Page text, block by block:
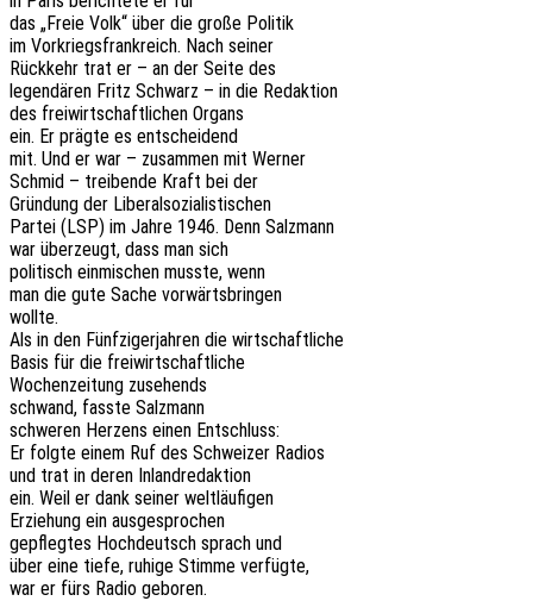
das „Freie Volk“ über die große Politik
im Vorkriegs­frank­reich. Nach seiner
Rück­kehr trat er – an der Seite des
legen­dä­ren Fritz Schwarz – in die Redaktion
des frei­wirt­schaft­li­chen Organs
ein. Er prägte es entscheidend
mit. Und er war – zusam­men mit Werner
Schmid – trei­ben­de Kraft bei der
Grün­dung der Liberalsozialistischen
Partei (LSP) im Jahre 1946. Denn Salzmann
war über­zeugt, dass man sich
poli­tisch einmi­schen musste, wenn
man die gute Sache vorwärtsbringen
wollte.
Als in den Fünf­zi­ger­jah­ren die wirtschaftliche
Basis für die freiwirtschaftliche
Wochen­zei­tung zusehends
schwand, fasste Salzmann
schwe­ren Herzens einen Entschluss:
Er folgte einem Ruf des Schwei­zer Radios
und trat in deren Inlandredaktion
ein. Weil er dank seiner weltläufigen
Erzie­hung ein ausgesprochen
gepfleg­tes Hoch­deutsch sprach und
über eine tiefe, ruhige Stimme verfügte,
war er fürs Radio geboren.